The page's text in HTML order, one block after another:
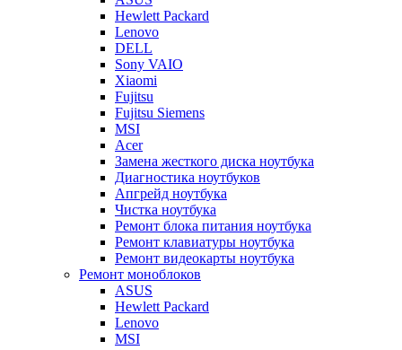
Hewlett Packard
Lenovo
DELL
Sony VAIO
Xiaomi
Fujitsu
Fujitsu Siemens
MSI
Acer
Замена жесткого диска ноутбука
Диагностика ноутбуков
Апгрейд ноутбука
Чистка ноутбука
Ремонт блока питания ноутбука
Ремонт клавиатуры ноутбука
Ремонт видеокарты ноутбука
Ремонт моноблоков
ASUS
Hewlett Packard
Lenovo
MSI